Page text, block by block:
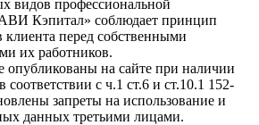
видов профессиональной
Кэпитал» соблюдает принцип
клиента перед собственными
их работников.
опубликованы на сайте при наличии
с ч.1 ст.6 и ст.10.1 152-
запреты на использование и
данных третьими лицами.